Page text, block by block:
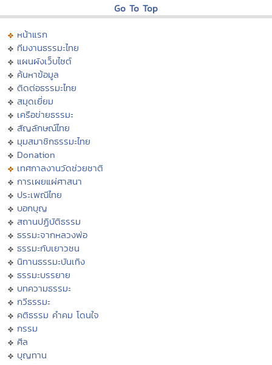
Go To Top
หน้าแรก
ทีมงานธรรมะไทย
แผนผังเว็บไซต์
ค้นหาข้อมูล
ติดต่อธรรมะไทย
สมุดเยี่ยม
เครือข่ายธรรมะ
สัญลักษณ์ไทย
มุมสมาชิกธรรมะไทย
Donation
เทศกาลงานวัดช่วยชาติ
การเผยแผ่ศาสนา
ประเพณีไทย
บอกบุญ
สถานปฏิบัติธรรม
ธรรมะจากหลวงพ่อ
ธรรมะกับเยาวชน
นิทานธรรมะบันเทิง
ธรรมะบรรยาย
บทความธรรมะ
กวีธรรมะ
คติธรรม คำคม โดนใจ
กรรม
ศีล
บุญทาน